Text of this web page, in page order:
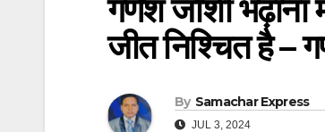
गणेश जोशी भढ़ाना
जीत निश्चित है –
By Samachar Express
JUL 3, 2024